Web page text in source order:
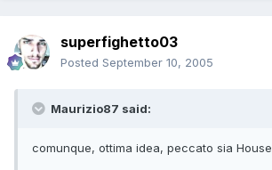
superfighetto03
Posted September 10, 2005
Maurizio87 said:
comunque, ottima idea, peccato sia House